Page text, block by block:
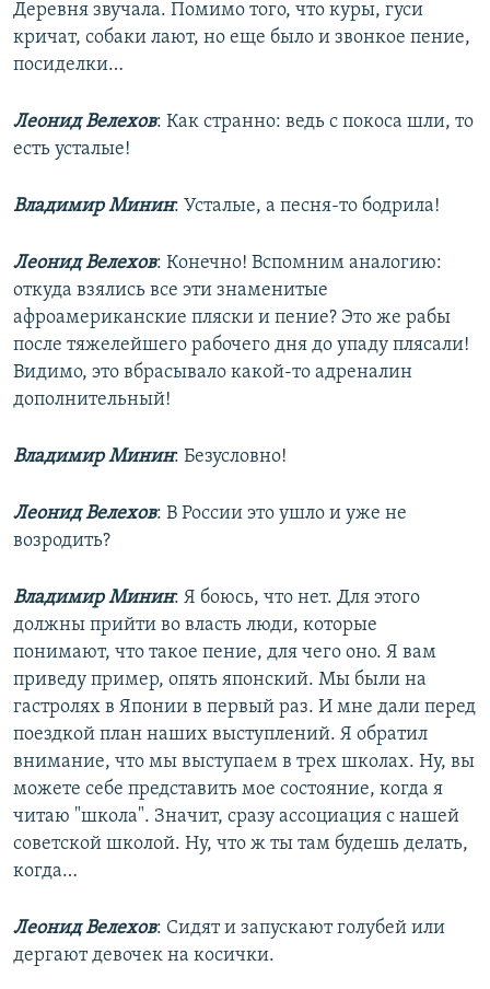
Деревня звучала. Помимо того, что куры, гуси
кричат, собаки лают, но еще было и звонкое пение,
посиделки…
Леонид Велехов: Как странно: ведь с покоса шли, то
есть усталые!
Владимир Минин: Усталые, а песня-то бодрила!
Леонид Велехов: Конечно! Вспомним аналогию:
откуда взялись все эти знаменитые
афроамериканские пляски и пение? Это же рабы
после тяжелейшего рабочего дня до упаду плясали!
Видимо, это вбрасывало какой-то адреналин
дополнительный!
Владимир Минин: Безусловно!
Леонид Велехов: В России это ушло и уже не
возродить?
Владимир Минин: Я боюсь, что нет. Для этого
должны прийти во власть люди, которые
понимают, что такое пение, для чего оно. Я вам
приведу пример, опять японский. Мы были на
гастролях в Японии в первый раз. И мне дали перед
поездкой план наших выступлений. Я обратил
внимание, что мы выступаем в трех школах. Ну, вы
можете себе представить мое состояние, когда я
читаю "школа". Значит, сразу ассоциация с нашей
советской школой. Ну, что ж ты там будешь делать,
когда…
Леонид Велехов: Сидят и запускают голубей или
дергают девочек на косички.